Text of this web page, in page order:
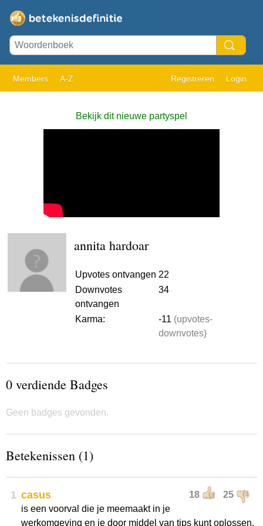
Members A-Z Registreren Login
Bekijk dit nieuwe partyspel
annita hardoar
Upvotes ontvangen 22
Downvotes
ontvangen
34
Karma: -11 (upvotes-
downvotes)
0 verdiende Badges
Geen badges gevonden.
Betekenissen (1)
1 18 25
casus
is een voorval die je meemaakt in je
werkomgeving en je door middel van tips kunt oplossen.